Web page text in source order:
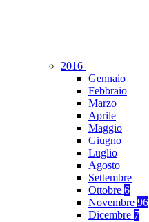
2016
Gennaio
Febbraio
Marzo
Aprile
Maggio
Giugno
Luglio
Agosto
Settembre
Ottobre 6
Novembre 96
Dicembre 7